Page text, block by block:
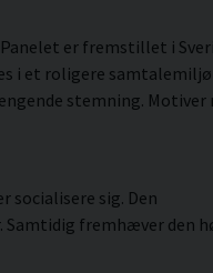
er fremstillet i
i et roligere
stemning. Motiver
socialisere sig. Den
fremhæver den